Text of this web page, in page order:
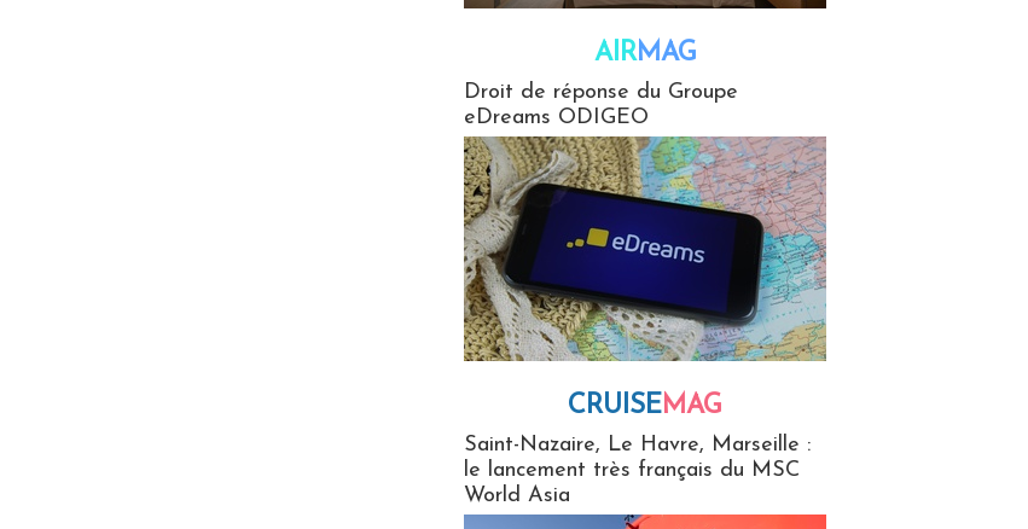
AIRMAG
Droit de réponse du Groupe
eDreams ODIGEO
CRUISEMAG
Saint-Nazaire, Le Havre, Marseille :
le lancement très français du MSC
World Asia